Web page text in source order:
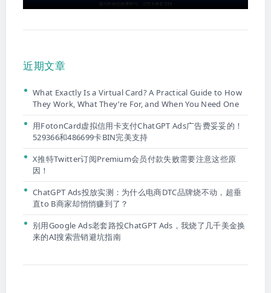
近期文章
What Exactly Is a Virtual Card? A Practical Guide to How
They Work, What They’re For, and When You Need One
用FotonCard虚拟信用卡支付ChatGPT Ads广告费妥妥的！
529366和486699卡BIN完美支持
X推特Twitter订阅Premium会员付款失败需要注意这些原
因！
ChatGPT Ads投放实测：为什么电商DTC品牌烧不动，超垂
直to B商家却悄悄赚到了？
别用Google Ads老套路投ChatGPT Ads，我烧了几千美金换
来的AI搜索营销避坑指南